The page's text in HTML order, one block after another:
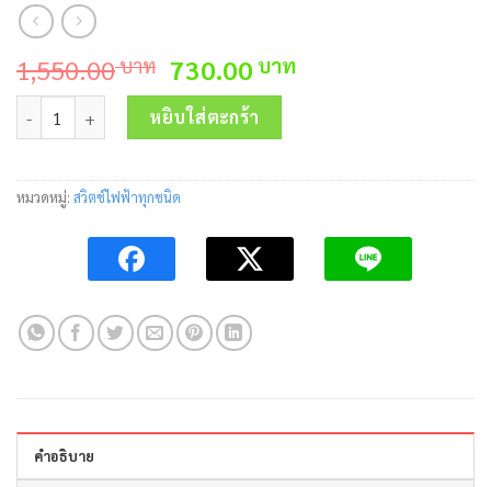
1,550.00บาท Original
price
was:
1,550.00 บาท.
730.00 บาท
จำนวน สวิตช์ปุ่มกดมีไฟโชว์ LED XB4-BW36M5 สีน้ำเงิน Schneider
หยิบใส่ตะกร้า
หมวดหมู่: สวิตช์ไฟฟ้าทุกชนิด
คำอธิบาย